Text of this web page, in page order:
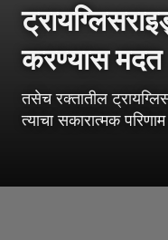
करण्यास मदत
तसेच रक्तातील
त्याचा सकारात्मक